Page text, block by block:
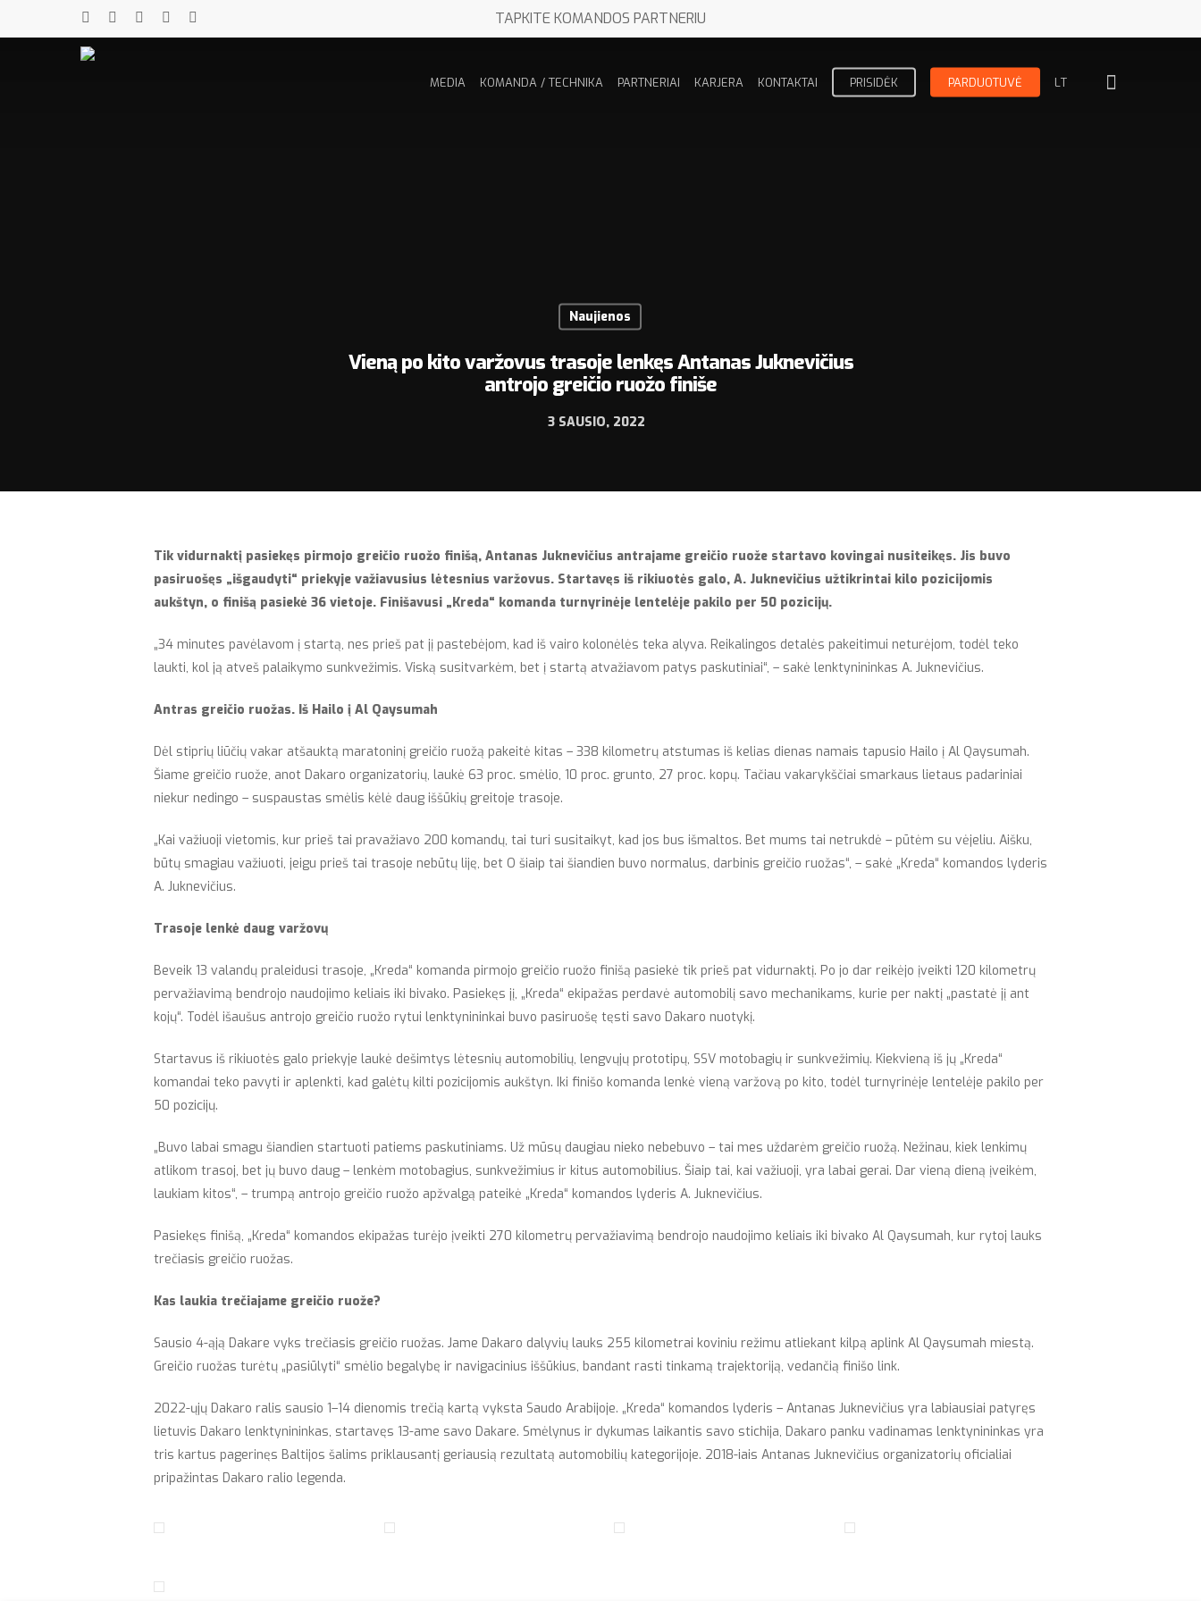
TAPKITE KOMANDOS PARTNERIU
MEDIA KOMANDA / TECHNIKA PARTNERIAI KARJERA KONTAKTAI PRISIDĖK PARDUOTUVĖ LT
Naujienos
Vieną po kito varžovus trasoje lenkęs Antanas Juknevičius
antrojo greičio ruožo finiše
3 SAUSIO, 2022
Tik vidurnaktį pasiekęs pirmojo greičio ruožo finišą, Antanas Juknevičius antrajame greičio ruože startavo kovingai nusiteikęs. Jis buvo
pasiruošęs „išgaudyti“ priekyje važiavusius lėtesnius varžovus. Startavęs iš rikiuotės galo, A. Juknevičius užtikrintai kilo pozicijomis
aukštyn, o finišą pasiekė 36 vietoje. Finišavusi „Kreda“ komanda turnyrinėje lentelėje pakilo per 50 pozicijų.
„34 minutes pavėlavom į startą, nes prieš pat jį pastebėjom, kad iš vairo kolonėlės teka alyva. Reikalingos detalės pakeitimui neturėjom, todėl teko
laukti, kol ją atveš palaikymo sunkvežimis. Viską susitvarkėm, bet į startą atvažiavom patys paskutiniai“, – sakė lenktynininkas A. Juknevičius.
Antras greičio ruožas. Iš Hailo į Al Qaysumah
Dėl stiprių liūčių vakar atšauktą maratoninį greičio ruožą pakeitė kitas – 338 kilometrų atstumas iš kelias dienas namais tapusio Hailo į Al Qaysumah.
Šiame greičio ruože, anot Dakaro organizatorių, laukė 63 proc. smėlio, 10 proc. grunto, 27 proc. kopų. Tačiau vakarykščiai smarkaus lietaus padariniai
niekur nedingo – suspaustas smėlis kėlė daug iššūkių greitoje trasoje.
„Kai važiuoji vietomis, kur prieš tai pravažiavo 200 komandų, tai turi susitaikyt, kad jos bus išmaltos. Bet mums tai netrukdė – pūtėm su vėjeliu. Aišku,
būtų smagiau važiuoti, jeigu prieš tai trasoje nebūtų liję, bet O šiaip tai šiandien buvo normalus, darbinis greičio ruožas“, – sakė „Kreda“ komandos lyderis
A. Juknevičius.
Trasoje lenkė daug varžovų
Beveik 13 valandų praleidusi trasoje, „Kreda“ komanda pirmojo greičio ruožo finišą pasiekė tik prieš pat vidurnaktį. Po jo dar reikėjo įveikti 120 kilometrų
pervažiavimą bendrojo naudojimo keliais iki bivako. Pasiekęs jį, „Kreda“ ekipažas perdavė automobilį savo mechanikams, kurie per naktį „pastatė jį ant
kojų“. Todėl išaušus antrojo greičio ruožo rytui lenktynininkai buvo pasiruošę tęsti savo Dakaro nuotykį.
Startavus iš rikiuotės galo priekyje laukė dešimtys lėtesnių automobilių, lengvųjų prototipų, SSV motobagių ir sunkvežimių. Kiekvieną iš jų „Kreda“
komandai teko pavyti ir aplenkti, kad galėtų kilti pozicijomis aukštyn. Iki finišo komanda lenkė vieną varžovą po kito, todėl turnyrinėje lentelėje pakilo per
50 pozicijų.
„Buvo labai smagu šiandien startuoti patiems paskutiniams. Už mūsų daugiau nieko nebebuvo – tai mes uždarėm greičio ruožą. Nežinau, kiek lenkimų
atlikom trasoj, bet jų buvo daug – lenkėm motobagius, sunkvežimius ir kitus automobilius. Šiaip tai, kai važiuoji, yra labai gerai. Dar vieną dieną įveikėm,
laukiam kitos“, – trumpą antrojo greičio ruožo apžvalgą pateikė „Kreda“ komandos lyderis A. Juknevičius.
Pasiekęs finišą, „Kreda“ komandos ekipažas turėjo įveikti 270 kilometrų pervažiavimą bendrojo naudojimo keliais iki bivako Al Qaysumah, kur rytoj lauks
trečiasis greičio ruožas.
Kas laukia trečiajame greičio ruože?
Sausio 4-ąją Dakare vyks trečiasis greičio ruožas. Jame Dakaro dalyvių lauks 255 kilometrai koviniu režimu atliekant kilpą aplink Al Qaysumah miestą.
Greičio ruožas turėtų „pasiūlyti“ smėlio begalybę ir navigacinius iššūkius, bandant rasti tinkamą trajektoriją, vedančią finišo link.
2022-ųjų Dakaro ralis sausio 1–14 dienomis trečią kartą vyksta Saudo Arabijoje. „Kreda“ komandos lyderis – Antanas Juknevičius yra labiausiai patyręs
lietuvis Dakaro lenktynininkas, startavęs 13-ame savo Dakare. Smėlynus ir dykumas laikantis savo stichija, Dakaro panku vadinamas lenktynininkas yra
tris kartus pagerinęs Baltijos šalims priklausantį geriausią rezultatą automobilių kategorijoje. 2018-iais Antanas Juknevičius organizatorių oficialiai
pripažintas Dakaro ralio legenda.